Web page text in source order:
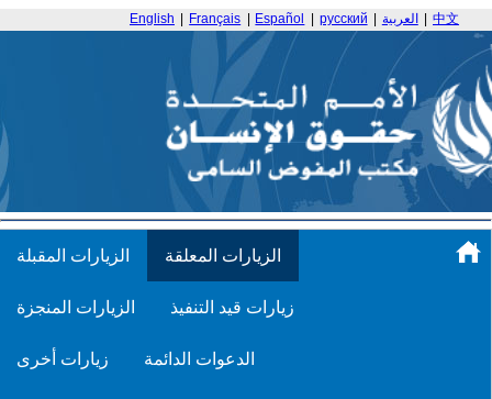
English | Français | Español | русский | العربية | 中文
الزيارات المقبلة الزيارات المعلقة
الزيارات المنجزة زيارات قيد التنفيذ
زيارات أخرى الدعوات الدائمة